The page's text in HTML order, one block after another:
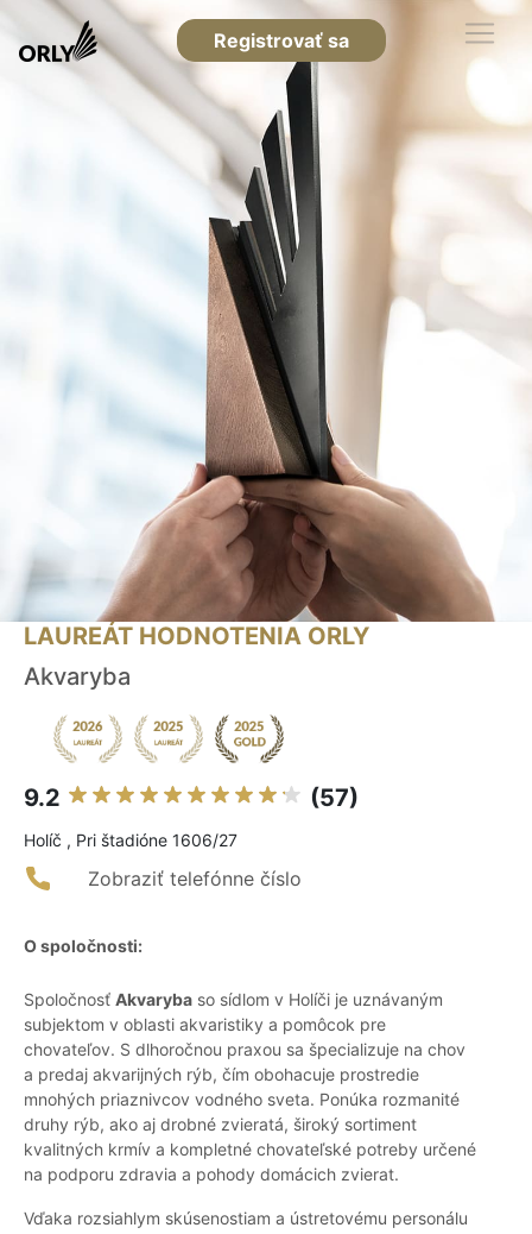
Registrovať sa
LAUREÁT HODNOTENIA ORLY
Akvaryba
9.2 (57)
Holíč , Pri štadióne 1606/27
Zobraziť telefónne číslo
O spoločnosti:
Spoločnosť Akvaryba so sídlom v Holíči je uznávaným
subjektom v oblasti akvaristiky a pomôcok pre
chovateľov. S dlhoročnou praxou sa špecializuje na chov
a predaj akvarijných rýb, čím obohacuje prostredie
mnohých priaznivcov vodného sveta. Ponúka rozmanité
druhy rýb, ako aj drobné zvieratá, široký sortiment
kvalitných krmív a kompletné chovateľské potreby určené
na podporu zdravia a pohody domácich zvierat.
Vďaka rozsiahlym skúsenostiam a ústretovému personálu